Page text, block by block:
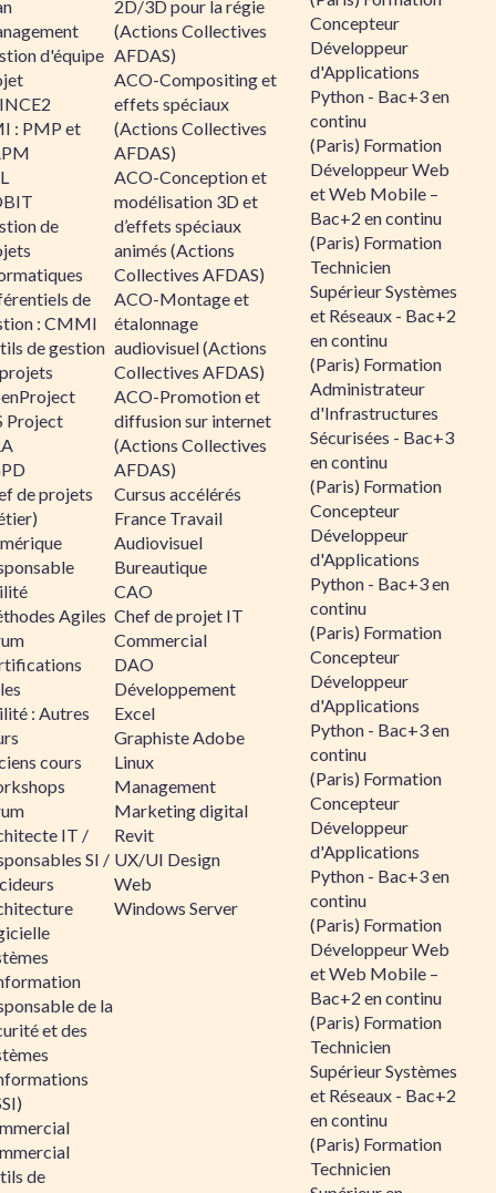
d'équipe
: PMP et
de
de
: CMMI
de gestion
Project
de projets
Agiles
: Autres
cours
IT /
SI /
de la
et des
de
2D/3D pour la régie
(Actions Collectives
AFDAS)
ACO-Compositing et
effets spéciaux
(Actions Collectives
AFDAS)
ACO-Conception et
modélisation 3D et
d’effets spéciaux
animés (Actions
Collectives AFDAS)
ACO-Montage et
étalonnage
audiovisuel (Actions
Collectives AFDAS)
ACO-Promotion et
diffusion sur internet
(Actions Collectives
AFDAS)
Cursus accélérés
France Travail
Audiovisuel
Bureautique
CAO
Chef de projet IT
Commercial
DAO
Développement
Excel
Graphiste Adobe
Linux
Management
Marketing digital
Revit
UX/UI Design
Web
Windows Server
Concepteur
Développeur
d'Applications
Python - Bac+3 en
continu
(Paris) Formation
Développeur Web
et Web Mobile –
Bac+2 en continu
(Paris) Formation
Technicien
Supérieur Systèmes
et Réseaux - Bac+2
en continu
(Paris) Formation
Administrateur
d'Infrastructures
Sécurisées - Bac+3
en continu
(Paris) Formation
Concepteur
Développeur
d'Applications
Python - Bac+3 en
continu
(Paris) Formation
Concepteur
Développeur
d'Applications
Python - Bac+3 en
continu
(Paris) Formation
Concepteur
Développeur
d'Applications
Python - Bac+3 en
continu
(Paris) Formation
Développeur Web
et Web Mobile –
Bac+2 en continu
(Paris) Formation
Technicien
Supérieur Systèmes
et Réseaux - Bac+2
en continu
(Paris) Formation
Technicien